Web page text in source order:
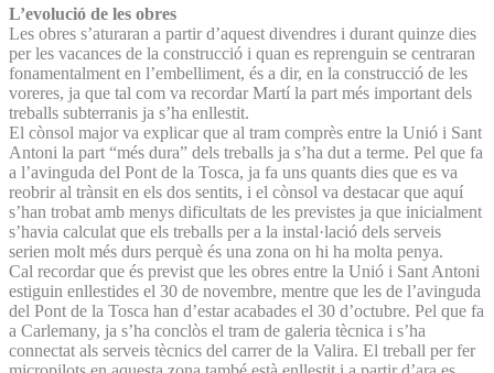
L’evolució de les obres
Les obres s’aturaran a partir d’aquest divendres i durant quinze dies
per les vacances de la construcció i quan es reprenguin se centraran
fonamentalment en l’embelliment, és a dir, en la construcció de les
voreres, ja que tal com va recordar Martí la part més important dels
treballs subterranis ja s’ha enllestit.
El cònsol major va explicar que al tram comprès entre la Unió i Sant
Antoni la part “més dura” dels treballs ja s’ha dut a terme. Pel que fa
a l’avinguda del Pont de la Tosca, ja fa uns quants dies que es va
reobrir al trànsit en els dos sentits, i el cònsol va destacar que aquí
s’han trobat amb menys dificultats de les previstes ja que inicialment
s’havia calculat que els treballs per a la instal·lació dels serveis
serien molt més durs perquè és una zona on hi ha molta penya.
Cal recordar que és previst que les obres entre la Unió i Sant Antoni
estiguin enllestides el 30 de novembre, mentre que les de l’avinguda
del Pont de la Tosca han d’estar acabades el 30 d’octubre. Pel que fa
a Carlemany, ja s’ha conclòs el tram de galeria tècnica i s’ha
connectat als serveis tècnics del carrer de la Valira. El treball per fer